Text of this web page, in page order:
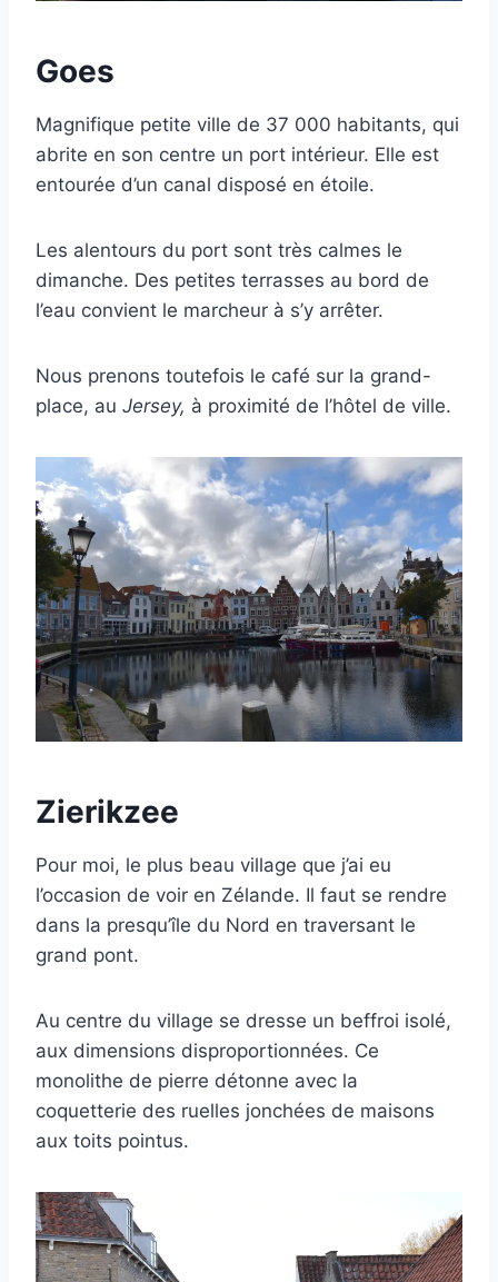
Goes
Magnifique petite ville de 37 000 habitants, qui
abrite en son centre un port intérieur. Elle est
entourée d’un canal disposé en étoile.
Les alentours du port sont très calmes le
dimanche. Des petites terrasses au bord de
l’eau convient le marcheur à s’y arrêter.
Nous prenons toutefois le café sur la grand-
place, au Jersey, à proximité de l’hôtel de ville.
Zierikzee
Pour moi, le plus beau village que j’ai eu
l’occasion de voir en Zélande. Il faut se rendre
dans la presqu’île du Nord en traversant le
grand pont.
Au centre du village se dresse un beffroi isolé,
aux dimensions disproportionnées. Ce
monolithe de pierre détonne avec la
coquetterie des ruelles jonchées de maisons
aux toits pointus.